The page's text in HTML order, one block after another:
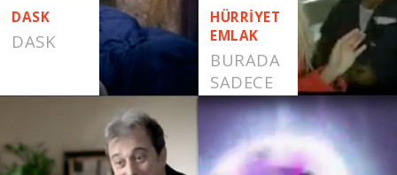
DASK
DASK
HÜRRİYET
EMLAK
BURADA
SADECE
EMLAK
VAR